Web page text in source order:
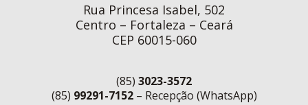
Rua Princesa Isabel, 502
Centro – Fortaleza – Ceará
CEP 60015-060
(85) 3023-3572
(85) 99291-7152– Recepção (WhatsApp)